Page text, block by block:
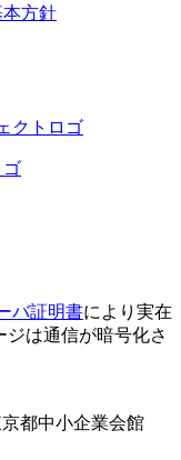
方針
バ証明書により実在
は通信が暗号化さ
京都中小企業会館